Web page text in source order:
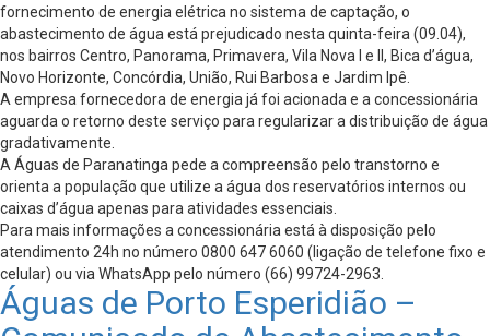
fornecimento de energia elétrica no sistema de captação, o
abastecimento de água está prejudicado nesta quinta-feira (09.04),
nos bairros Centro, Panorama, Primavera, Vila Nova I e II, Bica d’água,
Novo Horizonte, Concórdia, União, Rui Barbosa e Jardim Ipê.
A empresa fornecedora de energia já foi acionada e a concessionária
aguarda o retorno deste serviço para regularizar a distribuição de água
gradativamente.
A Águas de Paranatinga pede a compreensão pelo transtorno e
orienta a população que utilize a água dos reservatórios internos ou
caixas d’água apenas para atividades essenciais.
Para mais informações a concessionária está à disposição pelo
atendimento 24h no número 0800 647 6060 (ligação de telefone fixo e
celular) ou via WhatsApp pelo número (66) 99724-2963.
Águas de Porto Esperidião –